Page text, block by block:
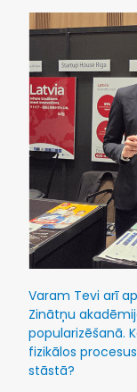
Varam Tevi arī
Zinātņu
popularizēšanā.
fizikālos
stāstā?